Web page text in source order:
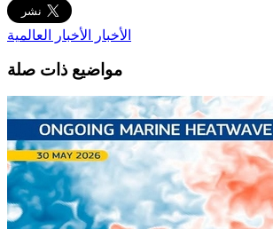
الأخبار الأخبار العالمية
مواضيع ذات صلة